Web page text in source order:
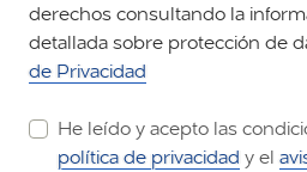
derechos consultando la
detallada sobre protección de
de Privacidad
He leído y acepto las
política de privacidad y el